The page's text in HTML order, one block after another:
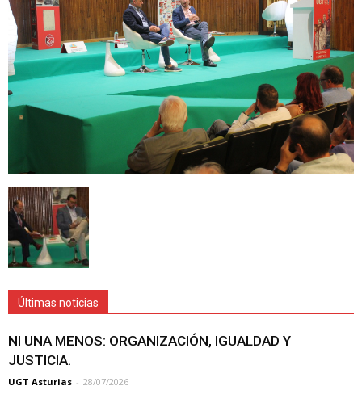
Últimas noticias
NI UNA MENOS: ORGANIZACIÓN, IGUALDAD Y
JUSTICIA.
UGT Asturias - 28/07/2026